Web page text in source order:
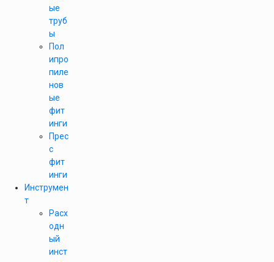
ые
труб
ы
Пол
ипро
пиле
нов
ые
фит
инги
Прес
с
фит
инги
Инструмен
т
Расх
одн
ый
инст